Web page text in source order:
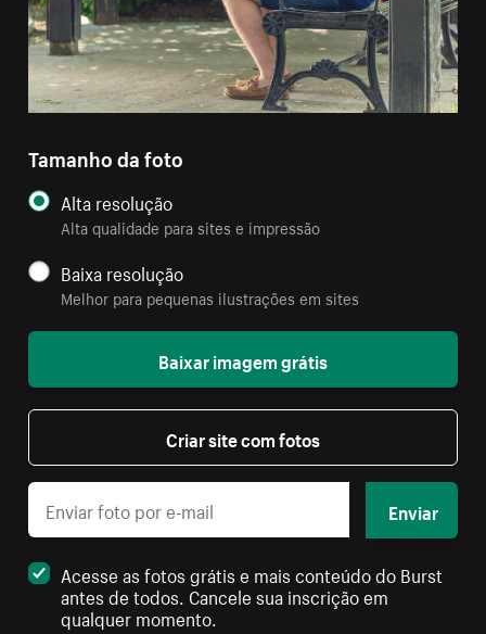
Tamanho da foto
Alta resolução
Alta qualidade para sites e impressão
Baixa resolução
Melhor para pequenas ilustrações em sites
Baixar imagem grátis
Criar site com fotos
Enviar
Acesse as fotos grátis e mais conteúdo do Burst
antes de todos. Cancele sua inscrição em
qualquer momento.